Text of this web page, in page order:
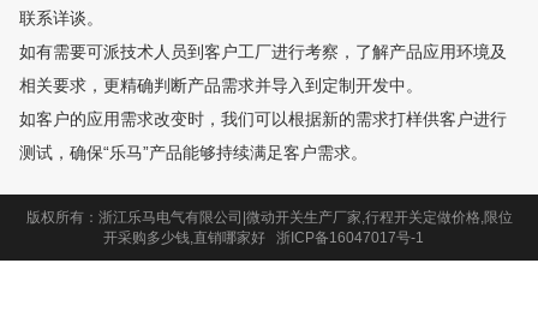
联系详谈。
如有需要可派技术人员到客户工厂进行考察，了解产品应用环境及
相关要求，更精确判断产品需求并导入到定制开发中。
如客户的应用需求改变时，我们可以根据新的需求打样供客户进行
测试，确保“乐马”产品能够持续满足客户需求。
版权所有：浙江乐马电气有限公司|微动开关生产厂家,行程开关定做价格,限位
开采购多少钱,直销哪家好 浙ICP备16047017号-1